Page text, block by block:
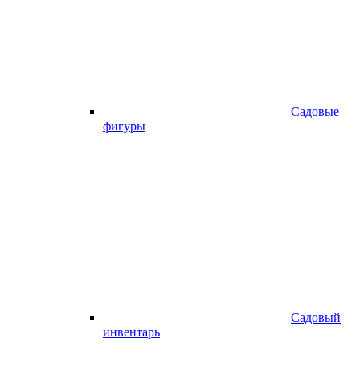
Садовые
фигуры
Садовый
инвентарь